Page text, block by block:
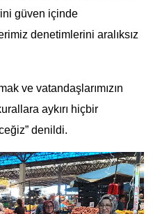
güven içinde
denetimlerini aralıksız
ve vatandaşlarımızın
aykırı hiçbir
denildi.